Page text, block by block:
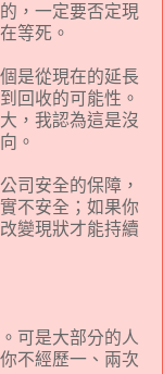
，一定要否定現
等死。
是從現在的延長
回收的可能性。
，我認為這是沒
。
司安全的保障，
不安全；如果你
變現狀才能持續
可是大部分的人
不經歷一、兩次